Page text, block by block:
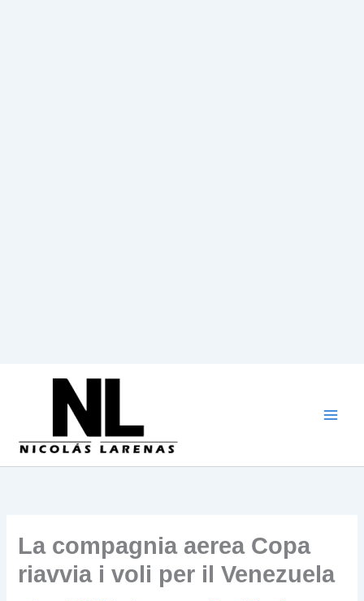
La compagnia aerea Copa
riavvia i voli per il Venezuela